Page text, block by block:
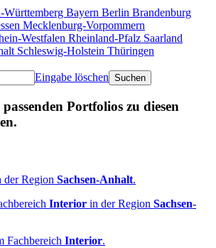
Württemberg Bayern Berlin Brandenburg
Mecklenburg-Vorpommern
Westfalen Rheinland-Pfalz Saarland
Schleswig-Holstein Thüringen
Eingabe löschen
Portfolios zu diesen
der Region Sachsen-Anhalt.
Interior in der Region Sachsen-
Fachbereich Interior.